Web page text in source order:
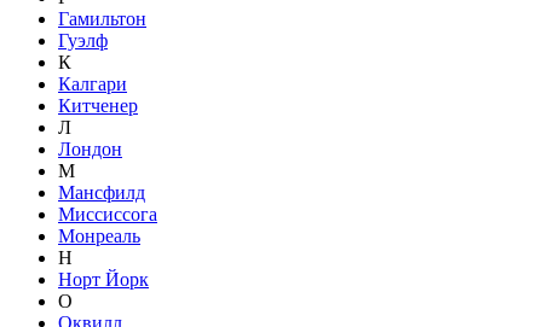
Гамильтон
Гуэлф
К
Калгари
Китченер
Л
Лондон
М
Мансфилд
Миссиссога
Монреаль
Н
Норт Йорк
О
Оквилл